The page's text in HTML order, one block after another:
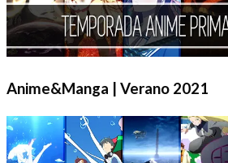
Anime&Manga | Verano 2021